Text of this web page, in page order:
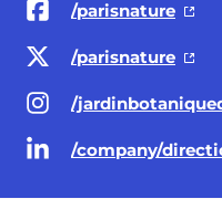
/parisnature
/parisnature
/